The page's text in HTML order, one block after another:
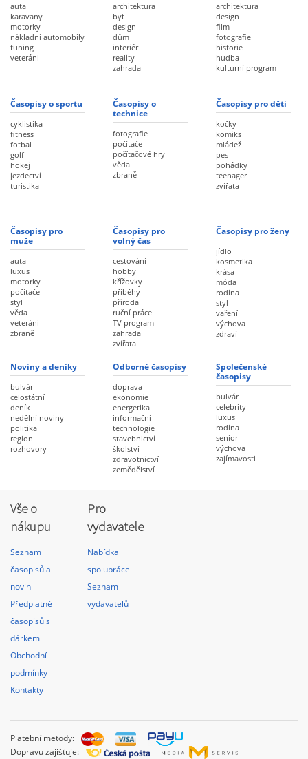
auta
karavany
motorky
nákladní automobily
tuning
veteráni
architektura
byt
design
dům
interiér
reality
zahrada
architektura
design
film
fotografie
historie
hudba
kulturní program
Časopisy o sportu
cyklistika
fitness
fotbal
golf
hokej
jezdectví
turistika
Časopisy o
technice
fotografie
počítače
počítačové hry
věda
zbraně
Časopisy pro děti
kočky
komiks
mládež
pes
pohádky
teenager
zvířata
Časopisy pro
muže
auta
luxus
motorky
počítače
styl
věda
veteráni
zbraně
Časopisy pro
volný čas
cestování
hobby
křížovky
příběhy
příroda
ruční práce
TV program
zahrada
zvířata
Časopisy pro ženy
jídlo
kosmetika
krása
móda
rodina
styl
vaření
výchova
zdraví
Noviny a deníky
bulvár
celostátní
deník
nedělní noviny
politika
region
rozhovory
Odborné časopisy
doprava
ekonomie
energetika
informační
technologie
stavebnictví
školství
zdravotnictví
zemědělství
Společenské
časopisy
bulvár
celebrity
luxus
rodina
senior
výchova
zajímavosti
Vše o
nákupu
Seznam
časopisů a
novin
Předplatné
časopisů s
dárkem
Obchodní
podmínky
Kontakty
Pro
vydavatele
Nabídka
spolupráce
Seznam
vydavatelů
Platební metody:
Dopravu zajišťuje: